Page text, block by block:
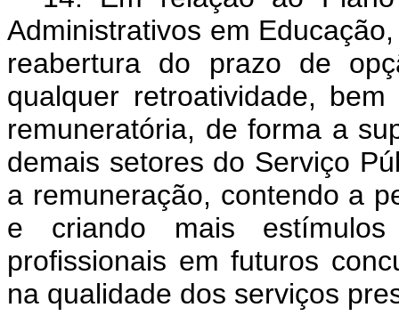
Administrativos em
reabertura do prazo de
qualquer retroatividade,
remuneratória, de forma a
demais setores do Serviço
a remuneração, contendo a
e criando mais
profissionais em futuros
na qualidade dos serviços